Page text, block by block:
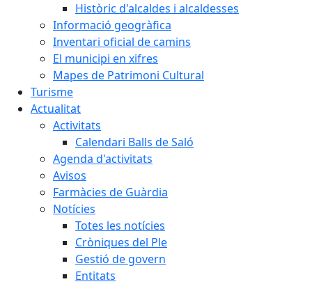
Històric d'alcaldes i alcaldesses
Informació geogràfica
Inventari oficial de camins
El municipi en xifres
Mapes de Patrimoni Cultural
Turisme
Actualitat
Activitats
Calendari Balls de Saló
Agenda d'activitats
Avisos
Farmàcies de Guàrdia
Notícies
Totes les notícies
Cròniques del Ple
Gestió de govern
Entitats